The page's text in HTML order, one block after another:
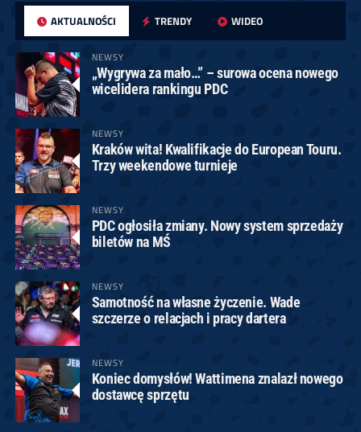
AKTUALNOŚCI TRENDY WIDEO
NEWSY
„Wygrywa za mało…” – surowa ocena nowego
wicelidera rankingu PDC
NEWSY
Kraków wita! Kwalifikacje do European Touru.
Trzy weekendowe turnieje
NEWSY
PDC ogłosiła zmiany. Nowy system sprzedaży
biletów na MŚ
NEWSY
Samotność na własne życzenie. Wade
szczerze o relacjach i pracy dartera
NEWSY
Koniec domysłów! Wattimena znalazł nowego
dostawcę sprzętu